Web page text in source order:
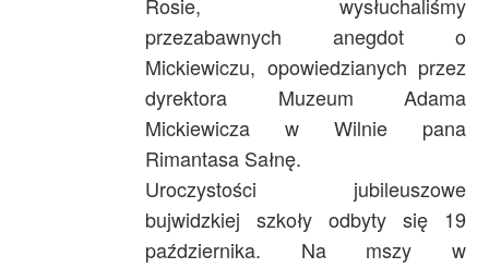
przezabawnych anegdot o
Mickiewiczu, opowiedzianych przez
dyrektora Muzeum Adama
Mickiewicza w Wilnie pana
Rimantasa Sałnę.
Uroczystości jubileuszowe
bujwidzkiej szkoły odbyty się 19
października. Na mszy w